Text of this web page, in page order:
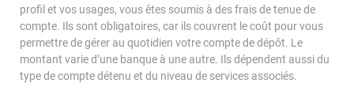
Espace Carrières
Espace Investisseur
profil et vos usages, vous êtes soumis à des frais de tenue de
compte. Ils sont obligatoires, car ils couvrent le coût pour vous
permettre de gérer au quotidien votre compte de dépôt. Le
montant varie d’une banque à une autre. Ils dépendent aussi du
type de compte détenu et du niveau de services associés.